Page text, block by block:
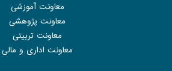
معاونت آموزشی
معاونت پژوهشی
معاونت تربیتی
معاونت اداری و مالی